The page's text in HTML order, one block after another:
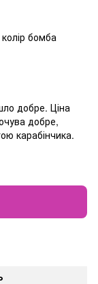
бомба
добре. Ціна
добре,
карабінчика.